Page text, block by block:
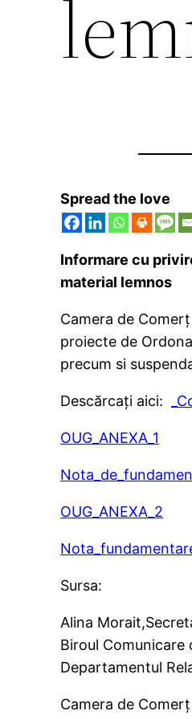
Spread the love
Informare cu
material lemnos
Camera de
proiecte de
precum si
Descărcaţi aici:
OUG_ANEXA_1
OUG_ANEXA_2
Sursa:
Alina
Biroul Comunicare
Departamentul
Camera de